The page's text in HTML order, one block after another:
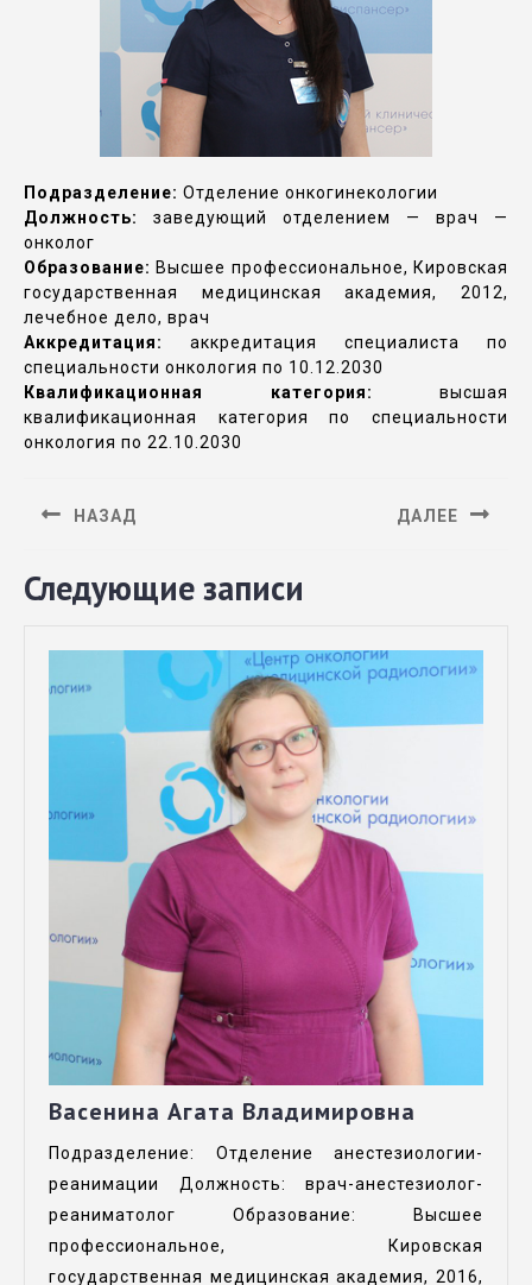
Подразделение: Отделение онкогинекологии
Должность: заведующий отделением — врач —
онколог
Образование: Высшее профессиональное, Кировская
государственная медицинская академия, 2012,
лечебное дело, врач
Аккредитация: аккредитация специалиста по
специальности онкология по 10.12.2030
Квалификационная категория: высшая
квалификационная категория по специальности
онкология по 22.10.2030
НАЗАД ДАЛЕЕ
Следующие записи
Васенина Агата Владимировна
Подразделение: Отделение анестезиологии-
реанимации Должность: врач-анестезиолог-
реаниматолог Образование: Высшее
профессиональное, Кировская
государственная медицинская академия, 2016,